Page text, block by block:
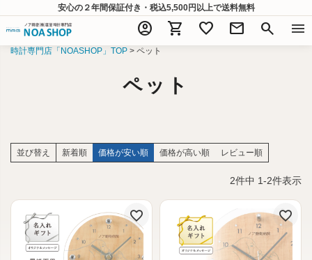
安心の２年間保証付き・税込5,500円以上で送料無料
account_circle shopping_cart favorite mail search menu
時計専門店「NOASHOP」TOP ペット
ペット
並び替え 新着順 価格が安い順 価格が高い順 レビュー順
2件中 1-2件表示